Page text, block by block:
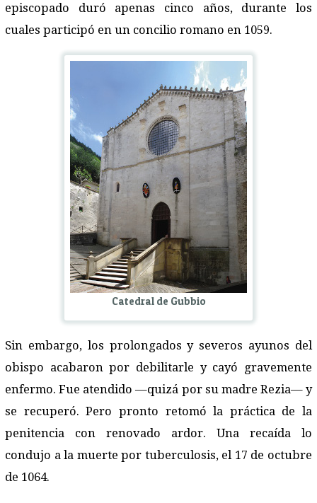
episcopado duró apenas cinco años, durante los
cuales participó en un concilio romano en 1059.
Catedral de Gubbio
Sin embargo, los prolongados y severos ayunos del
obispo acabaron por debilitarle y cayó gravemente
enfermo. Fue atendido —quizá por su madre Rezia— y
se recuperó. Pero pronto retomó la práctica de la
penitencia con renovado ardor. Una recaída lo
condujo a la muerte por tuberculosis, el 17 de octubre
de 1064.